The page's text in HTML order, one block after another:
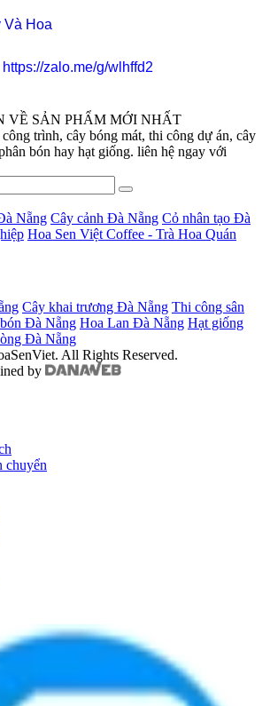
Và Hoa
https://zalo.me/g/wlhffd2
VỀ SẢN PHẨM MỚI NHẤT
trình, cây bóng mát, thi công dự án, cây
bón hay hạt giống. liên hệ ngay với
Nẵng Cây cảnh Đà Nẵng Cỏ nhân tạo Đà
Hoa Sen Việt Coffee - Trà Hoa Quán
Cây khai trương Đà Nẵng Thi công sân
Đà Nẵng Hoa Lan Đà Nẵng Hạt giống
Đà Nẵng
All Rights Reserved.
by
chuyển